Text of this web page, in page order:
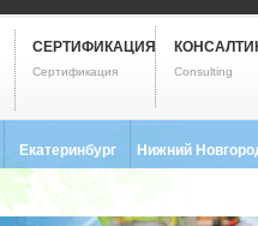
СЕРТИФИКАЦИЯ
Сертификация Consulting
Екатеринбург
8 (343) 237-2593
Нижний